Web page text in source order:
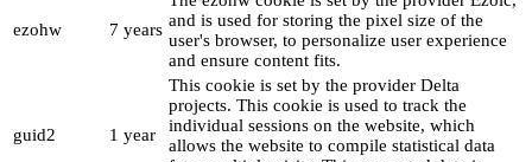
ezohw 7 years and is used for storing the pixel size of the
user's browser, to personalize user experience
and ensure content fits.
guid2 1 year
This cookie is set by the provider Delta
projects. This cookie is used to track the
individual sessions on the website, which
allows the website to compile statistical data